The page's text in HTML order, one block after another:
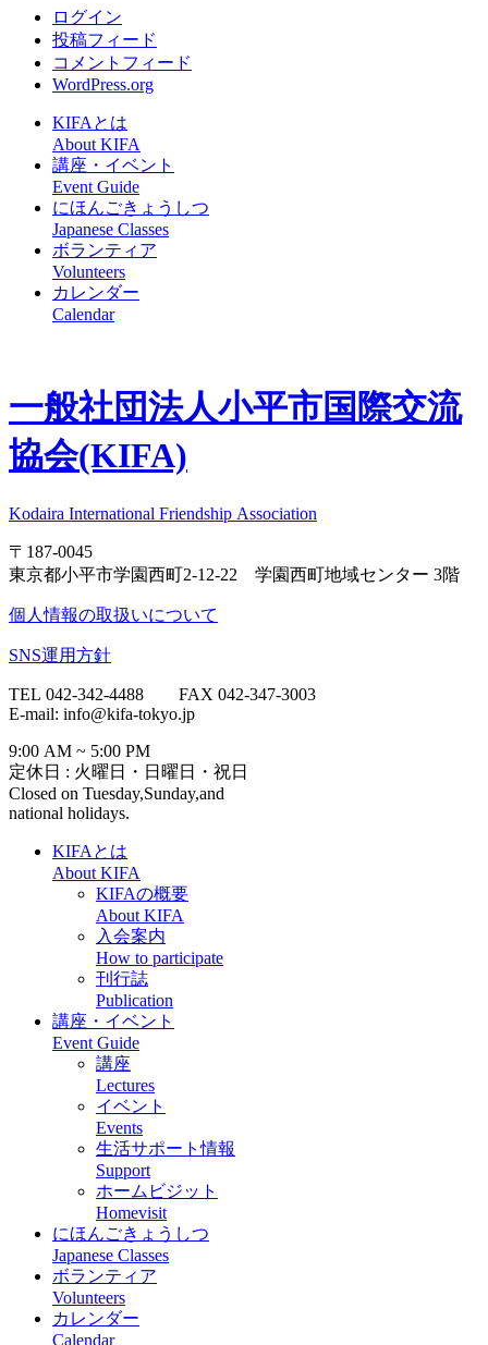
ログイン
投稿フィード
コメントフィード
WordPress.org
KIFAとは
About KIFA
講座・イベント
Event Guide
にほんごきょうしつ
Japanese Classes
ボランティア
Volunteers
カレンダー
Calendar
一般社団法人小平市国際交流
協会(KIFA)
Kodaira International Friendship Association
〒187-0045
東京都小平市学園西町2-12-22 学園西町地域センター 3階
個人情報の取扱いについて
SNS運用方針
TEL 042-342-4488 FAX 042-347-3003
E-mail: info@kifa-tokyo.jp
9:00 AM ~ 5:00 PM
定休日 : 火曜日・日曜日・祝日
Closed on Tuesday,Sunday,and
national holidays.
KIFAとは
About KIFA
KIFAの概要
About KIFA
入会案内
How to participate
刊行誌
Publication
講座・イベント
Event Guide
講座
Lectures
イベント
Events
生活サポート情報
Support
ホームビジット
Homevisit
にほんごきょうしつ
Japanese Classes
ボランティア
Volunteers
カレンダー
Calendar